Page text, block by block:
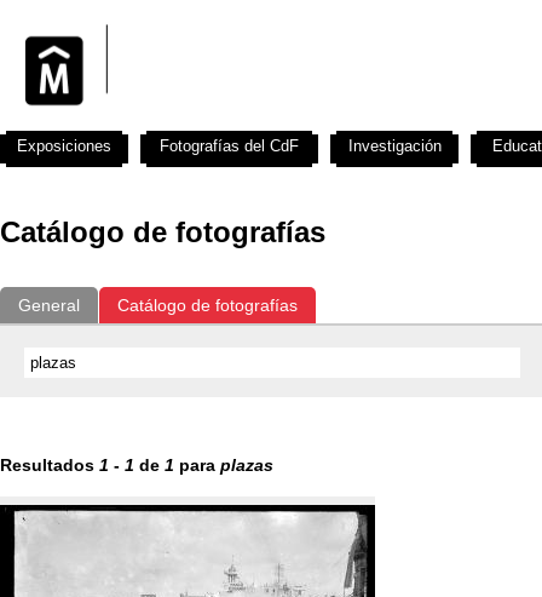
Catálogo de fotografías
General Catálogo de fotografías
Resultados 1 - 1 de 1 para plazas
Exposiciones Fotografías del CdF Investigación